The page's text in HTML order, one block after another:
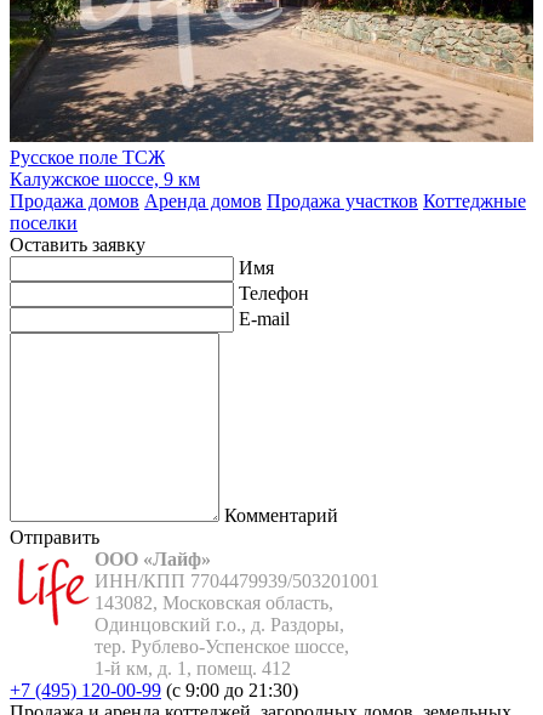
Русское поле ТСЖ
Калужское шоссе, 9 км
Продажа домов Аренда домов Продажа участков Коттеджные
поселки
Оставить заявку
Имя
Телефон
E-mail
Комментарий
Отправить
ООО «Лайф»
ИНН/КПП 7704479939/503201001
143082, Московская область,
Одинцовский г.о., д. Раздоры,
тер. Рублево-Успенское шоссе,
1-й км, д. 1, помещ. 412
+7 (495) 120-00-99 (с 9:00 до 21:30)